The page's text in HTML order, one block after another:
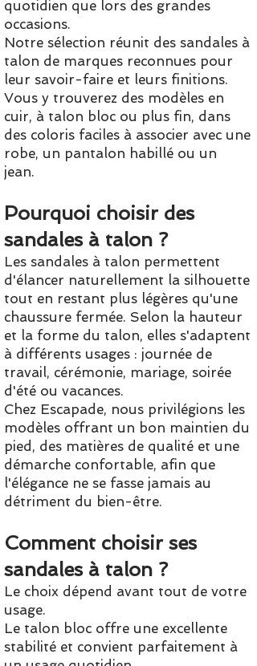
quotidien que lors des grandes
occasions.
Notre sélection réunit des sandales à
talon de marques reconnues pour
leur savoir-faire et leurs finitions.
Vous y trouverez des modèles en
cuir, à talon bloc ou plus fin, dans
des coloris faciles à associer avec une
robe, un pantalon habillé ou un
jean.
Pourquoi choisir des
sandales à talon ?
Les sandales à talon permettent
d'élancer naturellement la silhouette
tout en restant plus légères qu'une
chaussure fermée. Selon la hauteur
et la forme du talon, elles s'adaptent
à différents usages : journée de
travail, cérémonie, mariage, soirée
d'été ou vacances.
Chez Escapade, nous privilégions les
modèles offrant un bon maintien du
pied, des matières de qualité et une
démarche confortable, afin que
l'élégance ne se fasse jamais au
détriment du bien-être.
Comment choisir ses
sandales à talon ?
Le choix dépend avant tout de votre
usage.
Le talon bloc offre une excellente
stabilité et convient parfaitement à